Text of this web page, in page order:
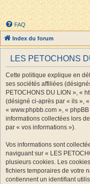
FAQ
Index du forum
LES PETOCHONS
Cette politique explique en
ses sociétés affiliées
PETOCHONS DU LION », «
(désigné ci-après par « ils »,
« www.phpbb.com », «
informations collectées lors
par « vos informations »).
Vos informations sont
naviguant sur « LES
plusieurs cookies. Les
fichiers temporaires de votre
contiennent un identifiant